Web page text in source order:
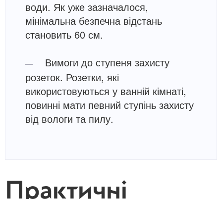
води. Як уже зазначалося,
мінімальна безпечна відстань
становить 60 см.
Вимоги до ступеня захисту
розеток. Розетки, які
використовуються у ванній кімнаті,
повинні мати певний ступінь захисту
від вологи та пилу.
Практичні